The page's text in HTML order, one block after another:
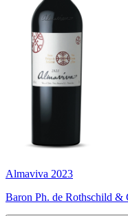
Almaviva 2023
Baron Ph. de Rothschild